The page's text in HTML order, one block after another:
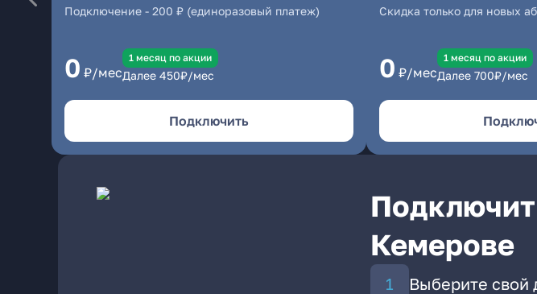
Подключение - 200 ₽ (единоразовый платеж)
0 ₽/мес
1 месяц по акции
Далее 450₽/мес
Подключить
Скидка только для новых
0 ₽/мес
1 месяц по акции
Далее 700₽/мес
Кемерове
Выберите свой